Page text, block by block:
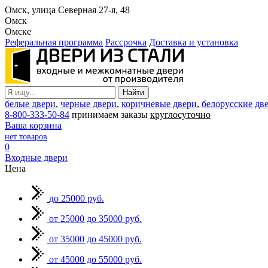
Омск, улица Северная 27-я, 48
Омск
Омске
Реферальная программа Рассрочка Доставка и установка
белые двери, черные двери, коричневые двери, белорусские
8-800-333-50-84 принимаем заказы круглосуточно
Ваша корзина
нет товаров
0
Входные двери
Цена
до 25000 руб.
от 25000 до 35000 руб.
от 35000 до 45000 руб.
от 45000 до 55000 руб.